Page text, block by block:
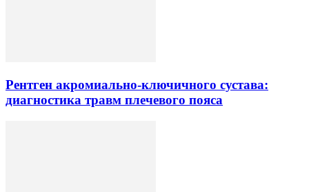
Рентген акромиально-ключичного сустава:
диагностика травм плечевого пояса